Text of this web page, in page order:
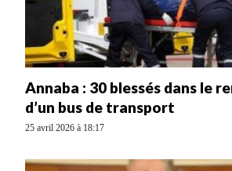
Annaba : 30 blessés dans le
d’un bus de transport
25 avril 2026 à 18:17